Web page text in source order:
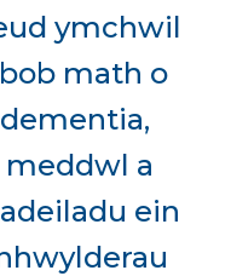
ymchwil
math o
a
ein